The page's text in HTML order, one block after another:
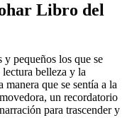
Libro del
pequeños los que se
belleza y la
que se sentía a la
un recordatorio
para trascender y